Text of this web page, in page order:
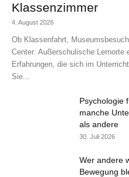
Klassenzimmer
4. August 2026
Ob Klassenfahrt,
Center: Außerschulische Lernorte
Erfahrungen, die sich im
Sie...
Psychologie
manche
als andere
30. Juli 2026
Wer andere
Bewegung